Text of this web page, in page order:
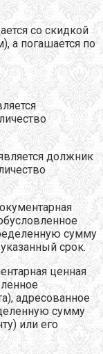
со скидкой
а погашается по
должник
сумму
срок.
ценная
адресованное
сумму
или его